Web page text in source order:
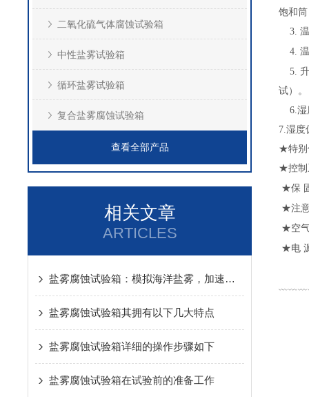
二氧化硫气体腐蚀试验箱
中性盐雾试验箱
循环盐雾试验箱
复合盐雾腐蚀试验箱
查看全部产品
相关文章
ARTICLES
盐雾腐蚀试验箱：模拟海洋盐雾，加速验证材料防腐底线
盐雾腐蚀试验箱其拥有以下几大特点
盐雾腐蚀试验箱详细的操作步骤如下
盐雾腐蚀试验箱在试验前的准备工作
饱和
3.
4.
5.
试）。
6.湿
7.湿度
★特
★控
★保
★注
★空
★电